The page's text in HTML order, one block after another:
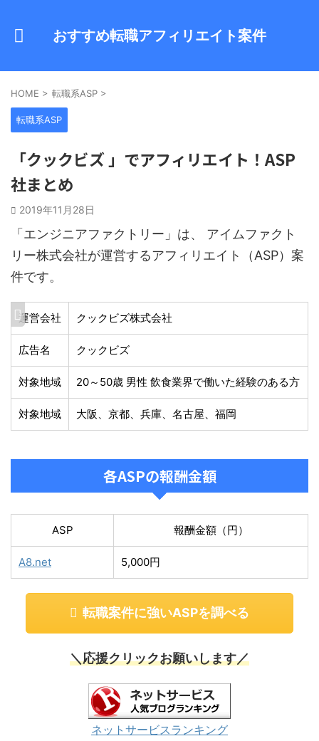
おすすめ転職アフィリエイト案件
HOME > 転職系ASP >
転職系ASP
「クックビズ 」でアフィリエイト！ASP
社まとめ
2019年11月28日
「エンジニアファクトリー」は、 アイムファクト
リー株式会社が運営するアフィリエイト（ASP）案
件です。
運営会社 クックビズ株式会社
広告名 クックビズ
対象地域 20～50歳 男性 飲食業界で働いた経験のある方
対象地域 大阪、京都、兵庫、名古屋、福岡
各ASPの報酬金額
ASP 報酬金額（円）
A8.net 5,000円
転職案件に強いASPを調べる
＼応援クリックお願いします／
ネットサービスランキング